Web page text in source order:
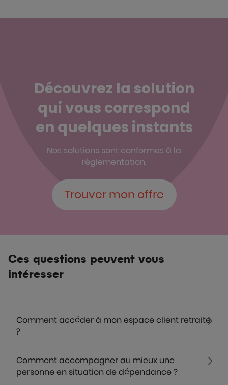
Découvrez la solution
qui vous correspond
en quelques instants
Nos solutions sont conformes à la
règlementation.
Trouver mon offre
Ces questions peuvent vous
intéresser
Comment accéder à mon espace client retraite
?
Comment accompagner au mieux une
personne en situation de dépendance ?